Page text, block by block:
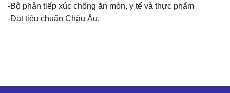
-Bộ phận tiếp xúc chống ăn mòn, y tế và thực phẩm
-Đạt tiêu chuẩn Châu Âu​.